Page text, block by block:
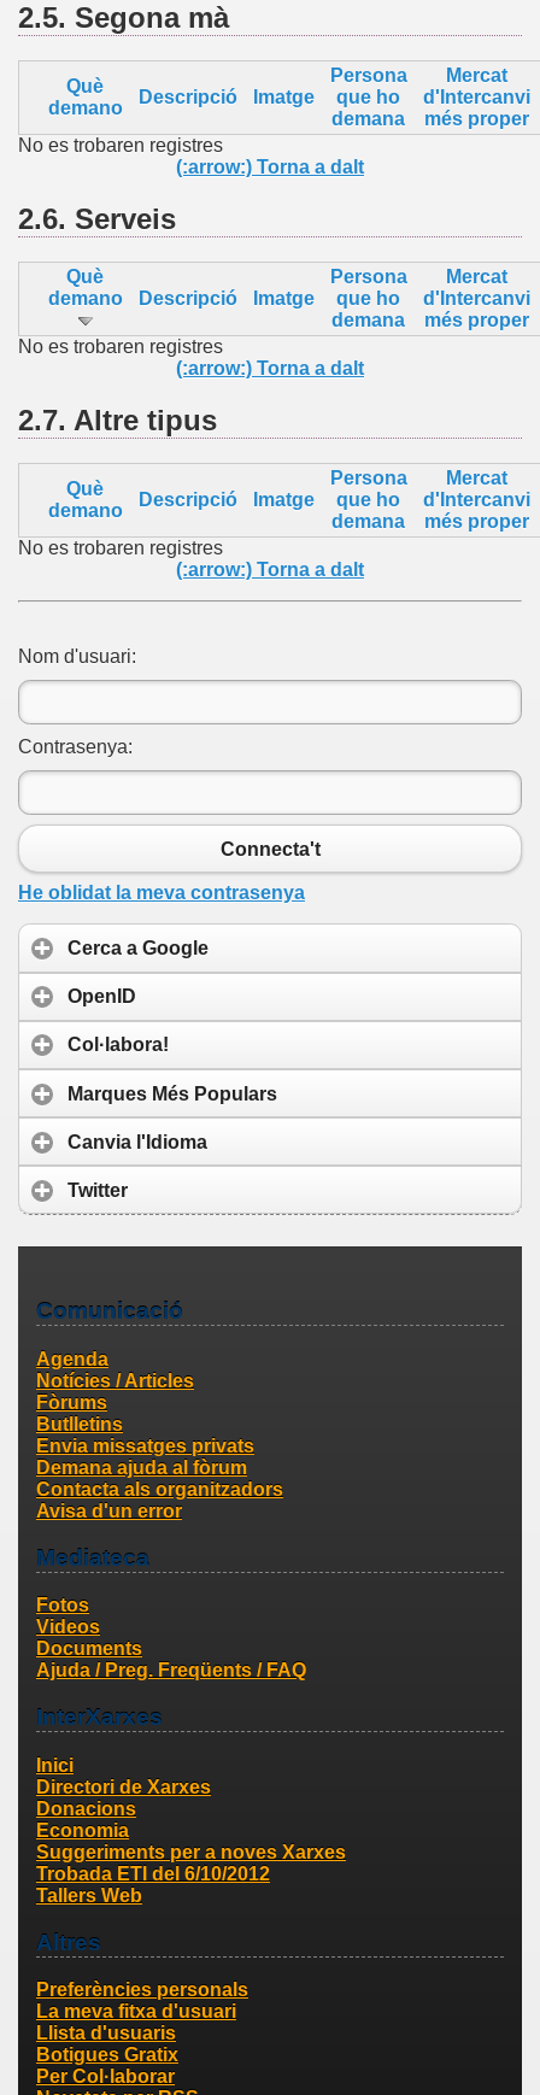
2.5. Segona mà
Què
demano
Descripció Imatge
Persona
que ho
demana
Mercat
d'Intercanvi
més proper
No es trobaren registres
(:arrow:) Torna a dalt
2.6. Serveis
Què
demano
Descripció Imatge
Persona
que ho
demana
Mercat
d'Intercanvi
més proper
No es trobaren registres
(:arrow:) Torna a dalt
2.7. Altre tipus
Què
demano
Descripció Imatge
Persona
que ho
demana
Mercat
d'Intercanvi
més proper
No es trobaren registres
(:arrow:) Torna a dalt
Nom d'usuari:
Contrasenya:
Connecta't
He oblidat la meva contrasenya
Cerca a Google
OpenID
Col·labora!
Marques Més Populars
Canvia l'Idioma
Twitter
Comunicació
Agenda
Notícies / Articles
Fòrums
Butlletins
Envia missatges privats
Demana ajuda al fòrum
Contacta als organitzadors
Avisa d'un error
Mediateca
Fotos
Videos
Documents
Ajuda / Preg. Freqüents / FAQ
InterXarxes
Inici
Directori de Xarxes
Donacions
Economia
Suggeriments per a noves Xarxes
Trobada ETI del 6/10/2012
Tallers Web
Altres
Preferències personals
La meva fitxa d'usuari
Llista d'usuaris
Botigues Gratix
Per Col·laborar